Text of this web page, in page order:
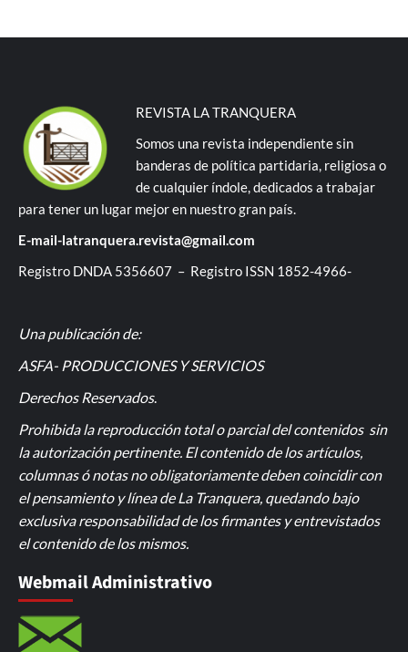
REVISTA LA TRANQUERA
Somos una revista independiente sin
banderas de política partidaria, religiosa o
de cualquier índole, dedicados a trabajar
para tener un lugar mejor en nuestro gran país.
E-mail-latranquera.revista@gmail.com
Registro DNDA 5356607 – Registro ISSN 1852-4966-
Una publicación de:
ASFA- PRODUCCIONES Y SERVICIOS
Derechos Reservados.
Prohibida la reproducción total o parcial del contenidos sin
la autorización pertinente. El contenido de los artículos,
columnas ó notas no obligatoriamente deben coincidir con
el pensamiento y línea de La Tranquera, quedando bajo
exclusiva responsabilidad de los firmantes y entrevistados
el contenido de los mismos.
Webmail Administrativo